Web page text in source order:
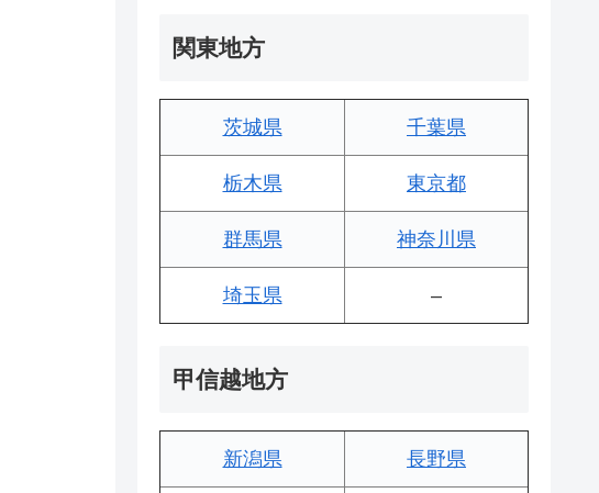
関東地方
茨城県 千葉県
栃木県 東京都
群馬県 神奈川県
埼玉県 –
甲信越地方
新潟県 長野県